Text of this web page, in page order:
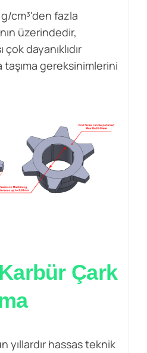
cm³'den fazla
üzerindedir,
çok dayanıklıdır
taşıma gereksinimlerini
Çark
yıllardır hassas teknik